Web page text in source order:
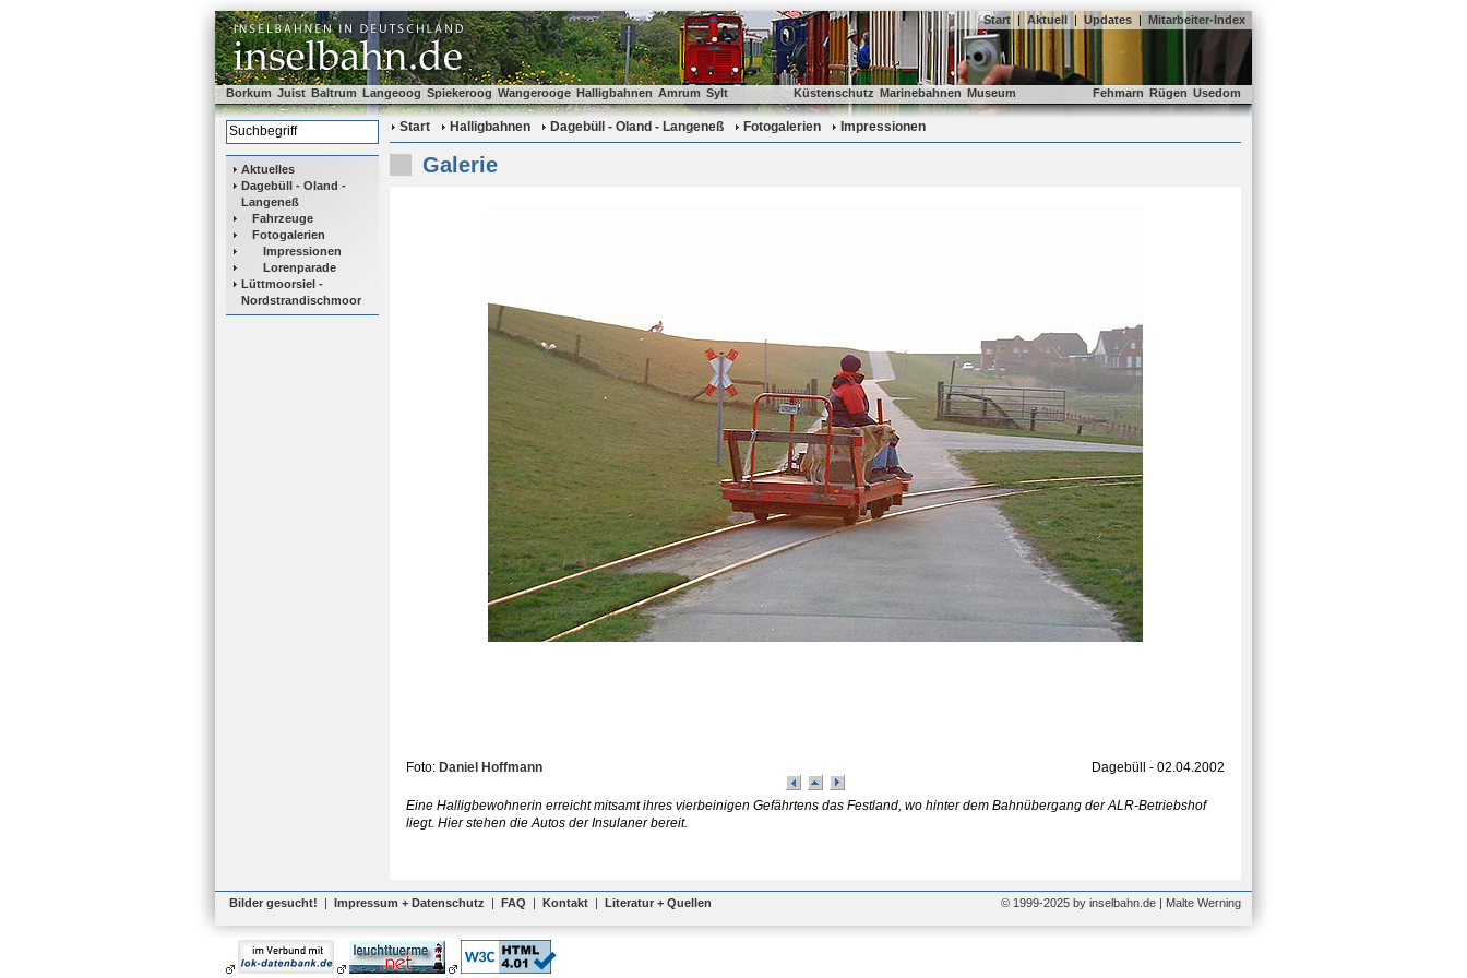
Start | Aktuell | Updates | Mitarbeiter-Index
Borkum Juist Baltrum Langeoog Spiekeroog Wangerooge Halligbahnen Amrum Sylt Küstenschutz Marinebahnen Museum Fehmarn Rügen Usedom
Aktuelles
Dagebüll - Oland -
Langeneß
Fahrzeuge
Fotogalerien
Impressionen
Lorenparade
Lüttmoorsiel -
Nordstrandischmoor
Start Halligbahnen Dagebüll - Oland - Langeneß Fotogalerien Impressionen
Galerie
Foto: Daniel Hoffmann Dagebüll - 02.04.2002
Eine Halligbewohnerin erreicht mitsamt ihres vierbeinigen Gefährtens das Festland, wo hinter dem Bahnübergang der ALR-Betriebshof
liegt. Hier stehen die Autos der Insulaner bereit.
Bilder gesucht! | Impressum + Datenschutz | FAQ | Kontakt | Literatur + Quellen © 1999-2025 by inselbahn.de | Malte Werning